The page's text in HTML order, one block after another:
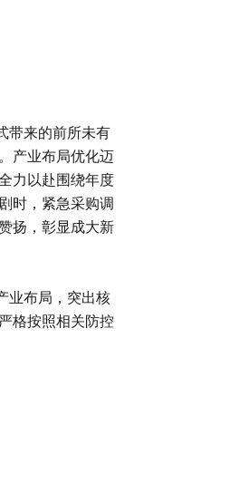
带来的前所未有
产业布局优化迈
力以赴围绕年度
时，紧急采购调
扬，彰显成大新
业布局，突出核
格按照相关防控